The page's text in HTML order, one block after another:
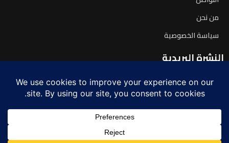
من نحن
سياسة الخصوصية
النشرة البريدية